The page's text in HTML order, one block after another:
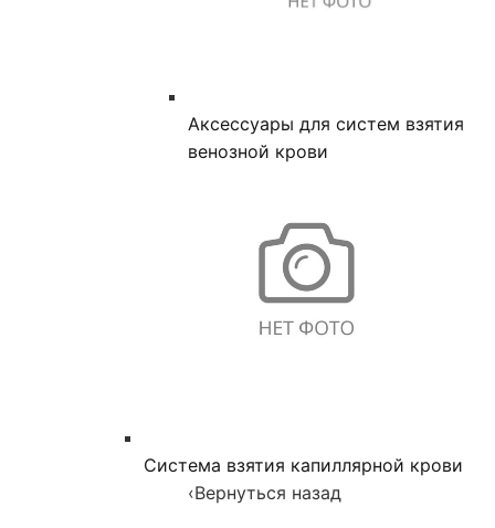
Аксессуары для систем взятия
венозной крови
Система взятия капиллярной крови
‹Вернуться назад